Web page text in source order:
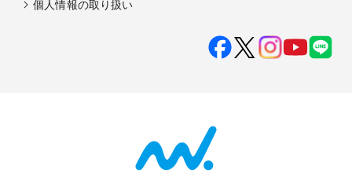
個人情報の取り扱い